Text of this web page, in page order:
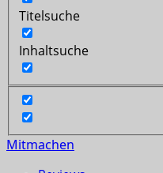
Titelsuche
Inhaltsuche
Mitmachen